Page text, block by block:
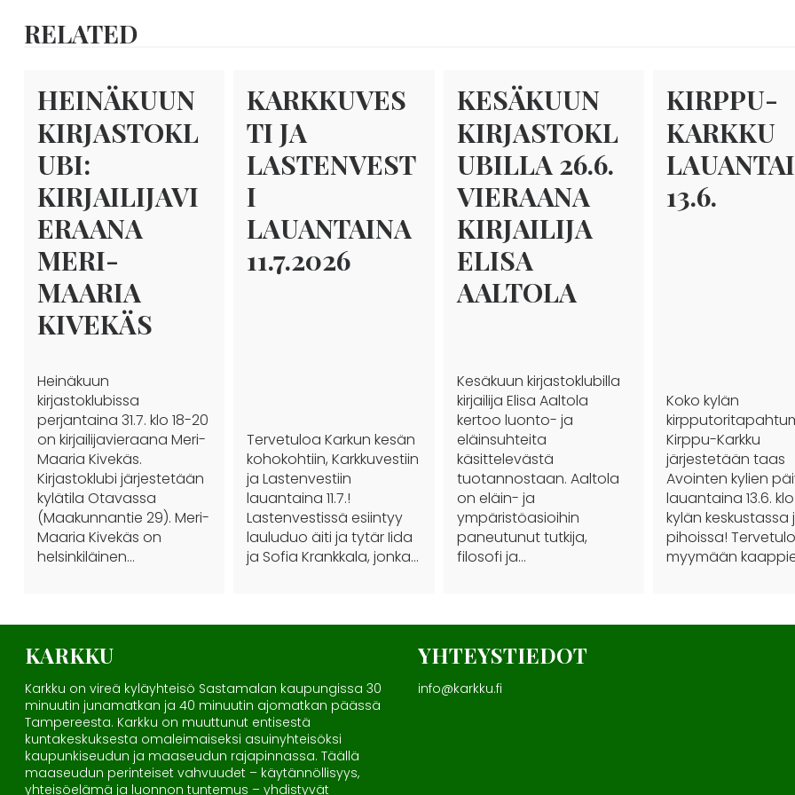
RELATED
HEINÄKUUN
KIRJASTOKL
UBI:
KIRJAILIJAVI
ERAANA
MERI-
MAARIA
KIVEKÄS
Heinäkuun
kirjastoklubissa
perjantaina 31.7. klo 18-20
on kirjailijavieraana Meri-
Maaria Kivekäs.
Kirjastoklubi järjestetään
kylätila Otavassa
(Maakunnantie 29). Meri-
Maaria Kivekäs on
helsinkiläinen…
KARKKUVES
TI JA
LASTENVEST
I
LAUANTAINA
11.7.2026
Tervetuloa Karkun kesän
kohokohtiin, Karkkuvestiin
ja Lastenvestiin
lauantaina 11.7.!
Lastenvestissä esiintyy
lauluduo äiti ja tytär Iida
ja Sofia Krankkala, jonka…
KESÄKUUN
KIRJASTOKL
UBILLA 26.6.
VIERAANA
KIRJAILIJA
ELISA
AALTOLA
Kesäkuun kirjastoklubilla
kirjailija Elisa Aaltola
kertoo luonto- ja
eläinsuhteita
käsittelevästä
tuotannostaan. Aaltola
on eläin- ja
ympäristöasioihin
paneutunut tutkija,
filosofi ja…
KIRPPU-
KARKKU
13.6.
Koko kylän
Kirppu-Karkku
järjestetään taas
Avointen kylien
lauantaina 13.6. klo
kylän keskustassa
pihoissa!
myymään
KARKKU
Karkku on vireä kyläyhteisö Sastamalan kaupungissa 30
minuutin junamatkan ja 40 minuutin ajomatkan päässä
Tampereesta. Karkku on muuttunut entisestä
kuntakeskuksesta omaleimaiseksi asuinyhteisöksi
kaupunkiseudun ja maaseudun rajapinnassa. Täällä
maaseudun perinteiset vahvuudet – käytännöllisyys,
yhteisöelämä ja luonnon tuntemus – yhdistyvät
YHTEYSTIEDOT
info@karkku.fi